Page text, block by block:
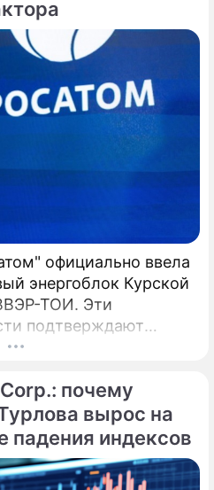
переговоры
государственной
ведомства
официально ввела
энергоблок Курской
ТОИ. Эти
подтверждают
России, а глава
и трудовым
в эксплуатацию 27
энергоблок № 1
начал официальные
в Единую
почему
вырос на
падения индексов